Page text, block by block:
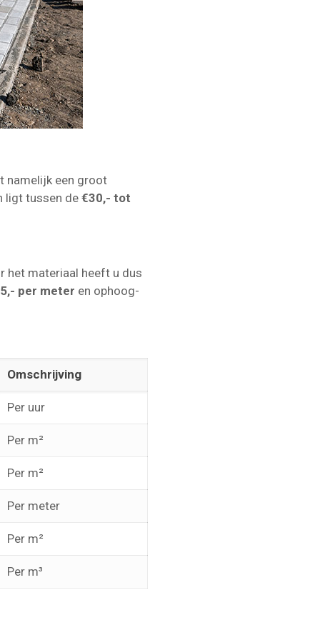
namelijk een groot
ligt tussen de €30,- tot
het materiaal heeft u dus
per meter en ophoog-
Omschrijving
Per uur
Per m²
Per m²
Per meter
Per m²
Per m³